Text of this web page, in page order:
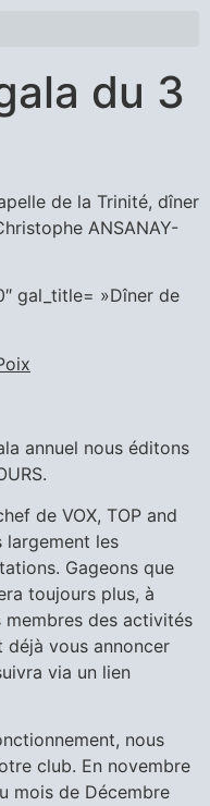
du 3
de la Trinité, dîner
ANSANAY-
gal_title= »Dîner de
annuel nous éditons
de VOX, TOP and
largement les
Gageons que
toujours plus, à
membres des activités
déjà vous annoncer
via un lien
nous
club. En novembre
mois de Décembre